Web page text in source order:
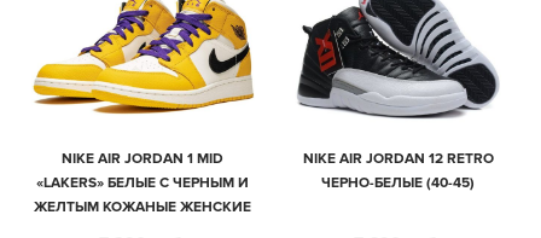
NIKE AIR JORDAN 1 MID
«LAKERS» БЕЛЫЕ С ЧЕРНЫМ И
ЖЕЛТЫМ КОЖАНЫЕ ЖЕНСКИЕ
NIKE AIR JORDAN 12 RETRO
ЧЕРНО-БЕЛЫЕ (40-45)